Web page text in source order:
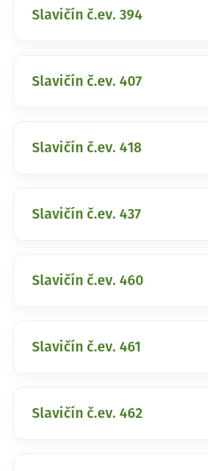
Slavičín č.ev. 394
Slavičín č.ev. 407
Slavičín č.ev. 418
Slavičín č.ev. 437
Slavičín č.ev. 460
Slavičín č.ev. 461
Slavičín č.ev. 462